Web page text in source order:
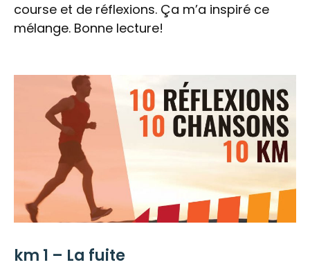
course et de réflexions. Ça m’a inspiré ce
mélange. Bonne lecture!
km 1 – La fuite